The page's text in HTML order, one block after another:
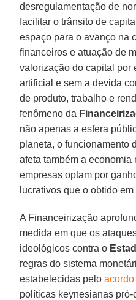
desregulamentação de
facilitar o trânsito de
espaço para o avanço na
financeiros e atuação de
valorização do capital por
artificial e sem a devida
de produto, trabalho e
fenômeno da
não apenas a esfera
planeta, o funcionamento
afeta também a economia
empresas optam por
lucrativos que o obtido
A Financeirização
medida em que os
ideológicos contra o
regras do sistema
estabelecidas pelo
políticas keynesianas